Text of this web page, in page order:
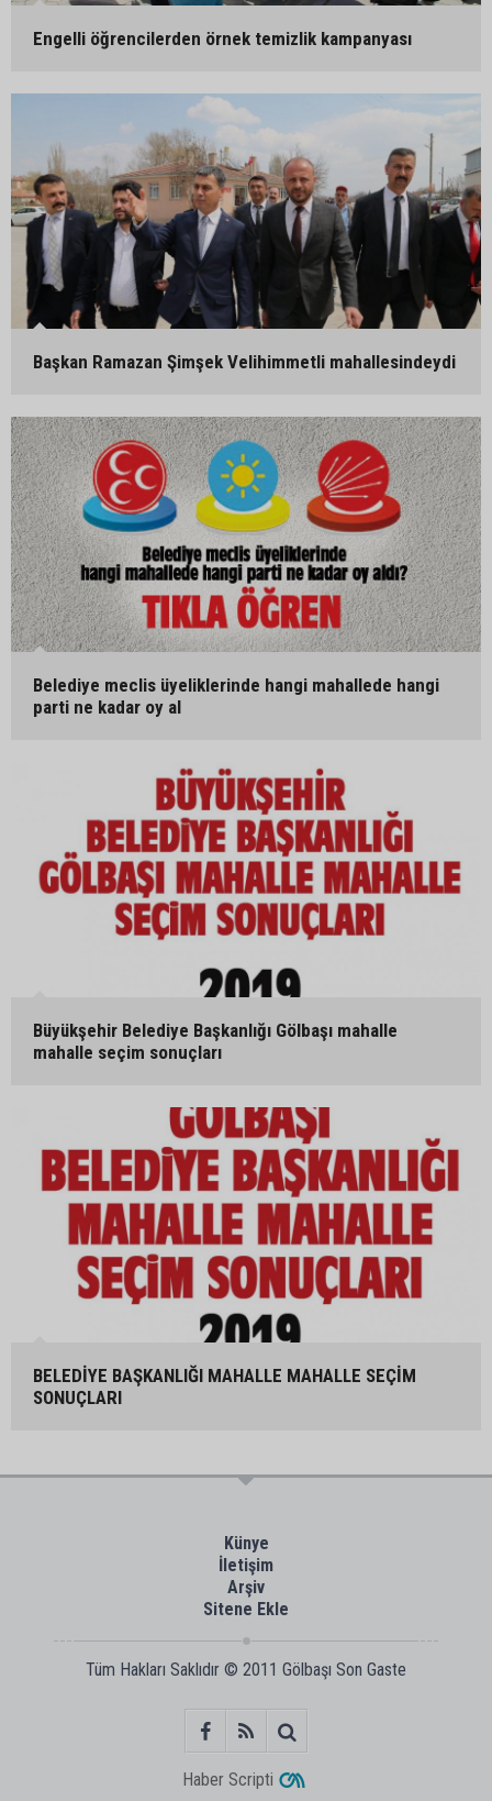
Engelli öğrencilerden örnek temizlik kampanyası
Başkan Ramazan Şimşek Velihimmetli mahallesindeydi
Belediye meclis üyeliklerinde hangi mahallede hangi
parti ne kadar oy al
Büyükşehir Belediye Başkanlığı Gölbaşı mahalle
mahalle seçim sonuçları
BELEDİYE BAŞKANLIĞI MAHALLE MAHALLE SEÇİM
SONUÇLARI
Künye
İletişim
Arşiv
Sitene Ekle
Tüm Hakları Saklıdır © 2011 Gölbaşı Son Gaste
Haber Scripti